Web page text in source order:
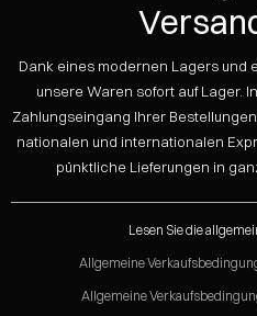
Dank eines modernen Lagers und
unsere Waren sofort auf Lager.
Zahlungseingang Ihrer
nationalen und internationalen
pünktliche Lieferungen in
Lesen Sie die
Allgemeine
Allgemeine